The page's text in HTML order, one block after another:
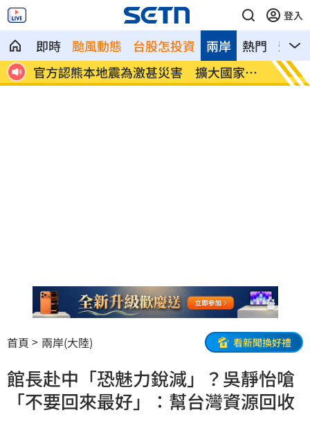
登入
即時 颱風動態 台股怎投資 熱門 影音
兩岸
焦
官方認熊本地震為激甚災害 擴大國家補
助
美情
國
首頁 兩岸(大陸) 看新聞換好禮
館長赴中「恐魅力銳減」？吳靜怡嗆
「不要回來最好」：幫台灣資源回收